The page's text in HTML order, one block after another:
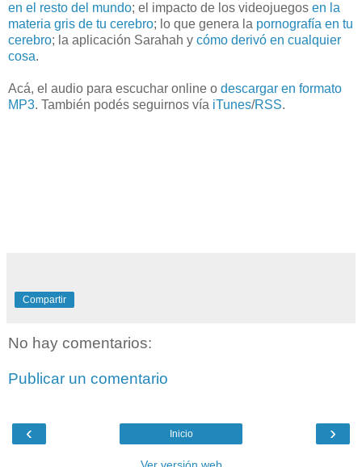
en el resto del mundo; el impacto de los videojuegos en la
materia gris de tu cerebro; lo que genera la pornografía en tu
cerebro; la aplicación Sarahah y cómo derivó en cualquier
cosa.
Acá, el audio para escuchar online o descargar en formato
MP3. También podés seguirnos vía iTunes/RSS.
Compartir
No hay comentarios:
Publicar un comentario
‹ ›
Inicio